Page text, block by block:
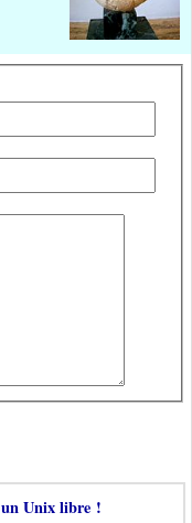
un Unix libre !